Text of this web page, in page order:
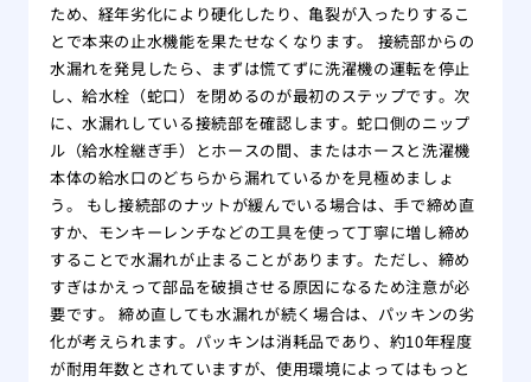
ため、経年劣化により硬化したり、亀裂が入ったりするこ
とで本来の止水機能を果たせなくなります。 接続部からの
水漏れを発見したら、まずは慌てずに洗濯機の運転を停止
し、給水栓（蛇口）を閉めるのが最初のステップです。次
に、水漏れしている接続部を確認します。蛇口側のニップ
ル（給水栓継ぎ手）とホースの間、またはホースと洗濯機
本体の給水口のどちらから漏れているかを見極めましょ
う。 もし接続部のナットが緩んでいる場合は、手で締め直
すか、モンキーレンチなどの工具を使って丁寧に増し締め
することで水漏れが止まることがあります。ただし、締め
すぎはかえって部品を破損させる原因になるため注意が必
要です。 締め直しても水漏れが続く場合は、パッキンの劣
化が考えられます。パッキンは消耗品であり、約10年程度
が耐用年数とされていますが、使用環境によってはもっと